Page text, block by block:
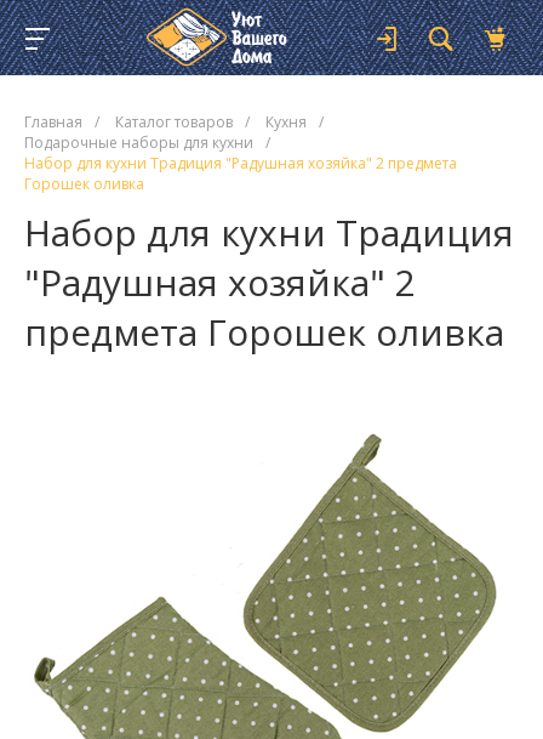
Главная / Каталог товаров / Кухня
/
Подарочные наборы для кухни
/
Набор для кухни Традиция "Радушная хозяйка" 2 предмета
Горошек оливка
Набор для кухни Традиция
"Радушная хозяйка" 2
предмета Горошек оливка